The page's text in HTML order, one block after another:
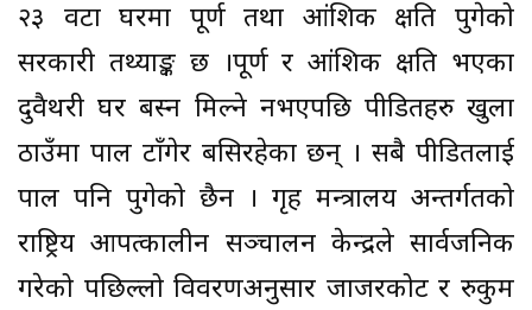
२३ वटा घरमा पूर्ण तथा आंशिक क्षति पुगेको
सरकारी तथ्याङ्क छ ।पूर्ण र आंशिक क्षति भएका
दुवैथरी घर बस्न मिल्ने नभएपछि पीडितहरु खुला
ठाउँमा पाल टाँगेर बसिरहेका छन् । सबै पीडितलाई
पाल पनि पुगेको छैन । गृह मन्त्रालय अन्तर्गतको
राष्ट्रिय आपत्कालीन सञ्चालन केन्द्रले सार्वजनिक
गरेको पछिल्लो विवरणअनुसार जाजरकोट र रुकुम